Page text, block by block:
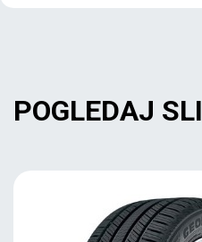
POGLEDAJ